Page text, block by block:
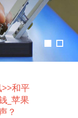
>>和平
_苹果
？